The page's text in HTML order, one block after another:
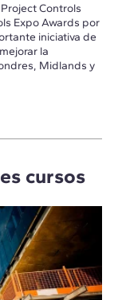
Controls
Expo Awards por
iniciativa de
la
Midlands y
cursos